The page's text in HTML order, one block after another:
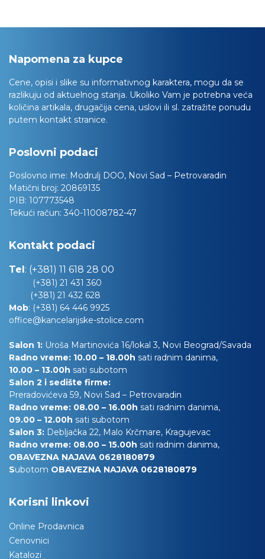
Napomena za kupce
Cene, opisi i slike su informativnog karaktera, mogu da se
razlikuju od aktuelnog stanja. Ukoliko Vam je potrebna veća
količina artikala, drugačija cena, uslovi ili sl. zatražite ponudu
putem kontakt stranice.
Poslovni podaci
Poslovno ime: Modrulj DOO, Novi Sad – Petrovaradin
Matični broj: 20869135
PIB: 107773548
Tekući račun: 340-11008782-47
Kontakt podaci
Tel: (+381) 11 618 28 00
(+381) 21 431 360
(+381) 21 432 628
Mob: (+381) 64 446 9925
office@kancelarijske-stolice.com
Salon 1: Uroša Martinovića 16/lokal 3, Novi Beograd/Savada
Radno vreme: 10.00 – 18.00h sati radnim danima,
10.00 – 13.00h sati subotom
Salon 2 i sedište firme:
Preradovićeva 59, Novi Sad – Petrovaradin
Radno vreme: 08.00 – 16.00h sati radnim danima,
09.00 – 12.00h sati subotom
Salon 3: Debljačka 22, Malo Krčmare, Kragujevac
Radno vreme: 08.00 – 15.00h sati radnim danima,
OBAVEZNA NAJAVA 0628180879
Subotom OBAVEZNA NAJAVA 0628180879
Korisni linkovi
Online Prodavnica
Cenovnici
Katalozi